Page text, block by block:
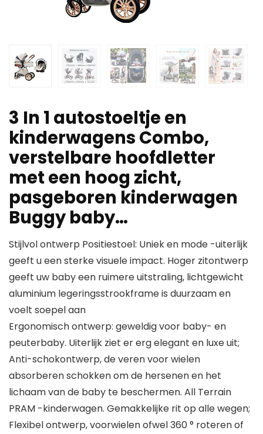
3 In 1 autostoeltje en
kinderwagens Combo,
verstelbare hoofdletter
met een hoog zicht,
pasgeboren kinderwagen
Buggy baby…
Stijlvol ontwerp Positiestoel: Uniek en mode -uiterlijk
geeft u een sterke visuele impact. Hoger zitontwerp
geeft uw baby een ruimere uitstraling, lichtgewicht
aluminium legeringsstrookframe is duurzaam en
voelt soepel aan
Ergonomisch ontwerp: geweldig voor baby- en
peuterbaby. Uiterlijk ziet er erg elegant en luxe uit;
Anti-schokontwerp, de veren voor wielen
absorberen schokken om de hersenen en het
lichaam van de baby te beschermen. All Terrain
PRAM -kinderwagen. Gemakkelijke rit op alle wegen;
Flexibel ontwerp, voorwielen ofwel 360 ° roteren of